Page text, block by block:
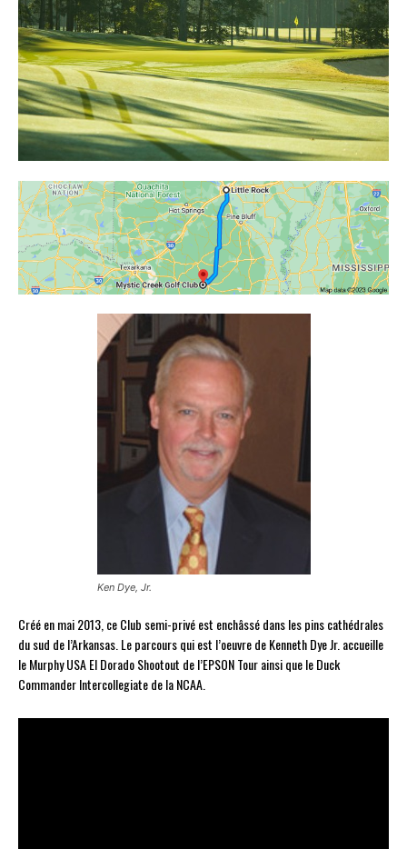
Ken Dye, Jr.
Créé en mai 2013, ce Club semi-privé est enchâssé dans les pins cathédrales
du sud de l’Arkansas. Le parcours qui est l’oeuvre de Kenneth Dye Jr. accueille
le Murphy USA El Dorado Shootout de l’EPSON Tour ainsi que le Duck
Commander Intercollegiate de la NCAA.